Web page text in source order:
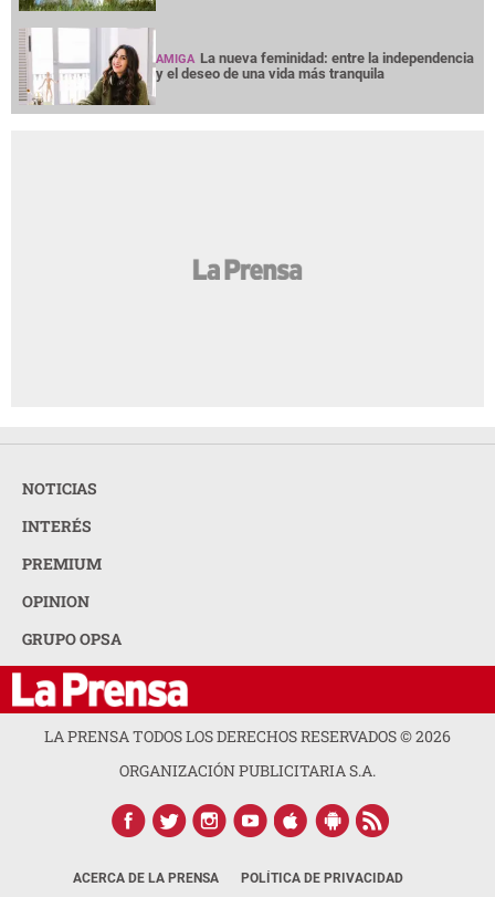
AMIGA La nueva feminidad: entre la independencia
y el deseo de una vida más tranquila
NOTICIAS
INTERÉS
PREMIUM
OPINION
GRUPO OPSA
LA PRENSA TODOS LOS DERECHOS RESERVADOS ©2026
ORGANIZACIÓN PUBLICITARIA S.A.
ACERCA DE LA PRENSA POLÍTICA DE PRIVACIDAD